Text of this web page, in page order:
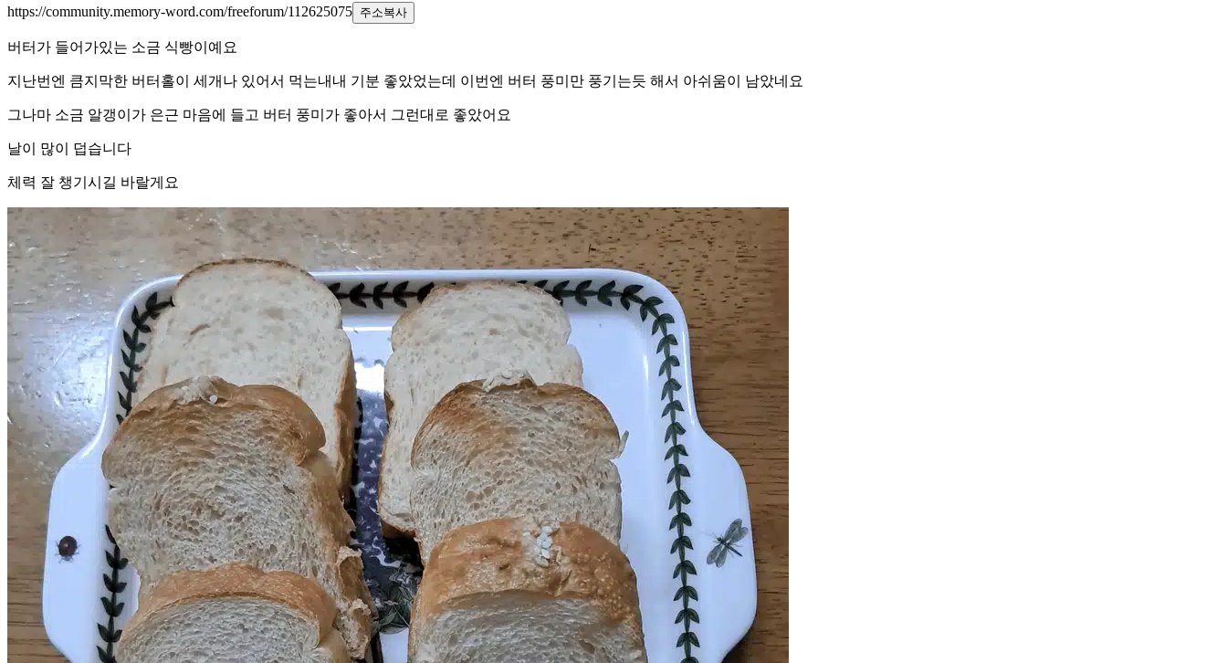
https://community.memory-word.com/freeforum/112625075 주소복사
버터가 들어가있는 소금 식빵이예요
지난번엔 큼지막한 버터홀이 세개나 있어서 먹는내내 기분 좋았었는데 이번엔 버터 풍미만 풍기는듯 해서 아쉬움이 남았네요
그나마 소금 알갱이가 은근 마음에 들고 버터 풍미가 좋아서 그런대로 좋았어요
날이 많이 덥습니다
체력 잘 챙기시길 바랄게요